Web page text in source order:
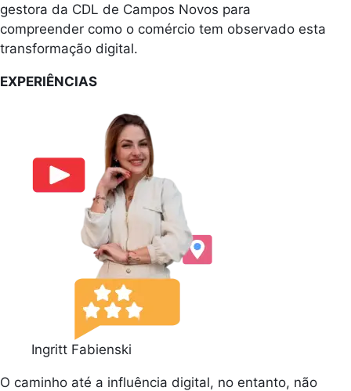
gestora da CDL de Campos Novos para
compreender como o comércio tem observado esta
transformação digital.
EXPERIÊNCIAS
Ingritt Fabienski
O caminho até a influência digital, no entanto, não